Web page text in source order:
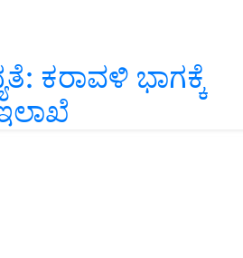
ಕರಾವಳಿ ಭಾಗಕ್ಕೆ